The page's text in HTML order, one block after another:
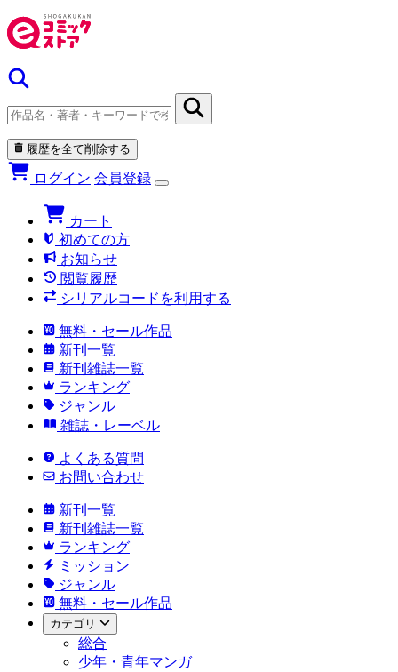
履歴を全て削除する
ログイン 会員登録
カート
初めての方
お知らせ
閲覧履歴
シリアルコードを利用する
無料・セール作品
新刊一覧
新刊雑誌一覧
ランキング
ジャンル
雑誌・レーベル
よくある質問
お問い合わせ
新刊一覧
新刊雑誌一覧
ランキング
ミッション
ジャンル
無料・セール作品
カテゴリ
総合
少年・青年マンガ